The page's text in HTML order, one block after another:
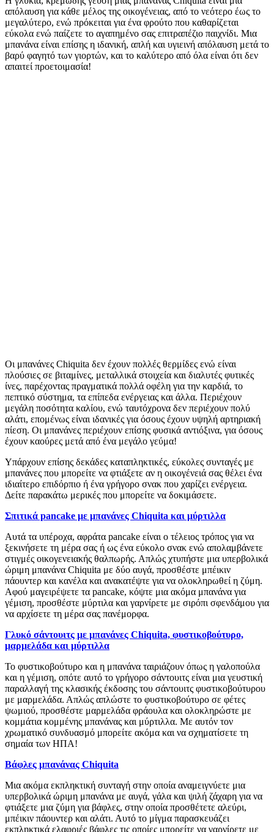
απόλαυση για κάθε μέλος της οικογένειας, από το νεότερο έως το
μεγαλύτερο, ενώ πρόκειται για ένα φρούτο που καθαρίζεται
εύκολα ενώ παίζετε το αγαπημένο σας επιτραπέζιο παιχνίδι. Μια
μπανάνα είναι επίσης η ιδανική, απλή και υγιεινή απόλαυση μετά το
βαρύ φαγητό των γιορτών, και το καλύτερο από όλα είναι ότι δεν
απαιτεί προετοιμασία!
Οι μπανάνες Chiquita δεν έχουν πολλές θερμίδες ενώ είναι
πλούσιες σε βιταμίνες, μεταλλικά στοιχεία και διαλυτές φυτικές
ίνες, παρέχοντας πραγματικά πολλά οφέλη για την καρδιά, το
πεπτικό σύστημα, τα επίπεδα ενέργειας και άλλα. Περιέχουν
μεγάλη ποσότητα καλίου, ενώ ταυτόχρονα δεν περιέχουν πολύ
αλάτι, επομένως είναι ιδανικές για όσους έχουν υψηλή αρτηριακή
πίεση. Οι μπανάνες περιέχουν επίσης φυσικά αντιόξινα, για όσους
έχουν καούρες μετά από ένα μεγάλο γεύμα!
Υπάρχουν επίσης δεκάδες καταπληκτικές, εύκολες συνταγές με
μπανάνες που μπορείτε να φτιάξετε αν η οικογένειά σας θέλει ένα
ιδιαίτερο επιδόρπιο ή ένα γρήγορο σνακ που χαρίζει ενέργεια.
Δείτε παρακάτω μερικές που μπορείτε να δοκιμάσετε.
Σπιτικά pancake με μπανάνες Chiquita και μύρτιλλα
Αυτά τα υπέροχα, αφράτα pancake είναι ο τέλειος τρόπος για να
ξεκινήσετε τη μέρα σας ή ως ένα εύκολο σνακ ενώ απολαμβάνετε
στιγμές οικογενειακής θαλπωρής. Απλώς χτυπήστε μια υπερβολικά
ώριμη μπανάνα Chiquita με δύο αυγά, προσθέστε μπέικιν
πάουντερ και κανέλα και ανακατέψτε για να ολοκληρωθεί η ζύμη.
Αφού μαγειρέψετε τα pancake, κόψτε μια ακόμα μπανάνα για
γέμιση, προσθέστε μύρτιλα και γαρνίρετε με σιρόπι σφενδάμου για
να αρχίσετε τη μέρα σας πανέμορφα.
Γλυκό σάντουιτς με μπανάνες Chiquita, φυστικοβούτυρο,
μαρμελάδα και μύρτιλλα
Το φυστικοβούτυρο και η μπανάνα ταιριάζουν όπως η γαλοπούλα
και η γέμιση, οπότε αυτό το γρήγορο σάντουιτς είναι μια γευστική
παραλλαγή της κλασικής έκδοσης του σάντουιτς φυστικοβούτυρου
με μαρμελάδα. Απλώς απλώστε το φυστικοβούτυρο σε φέτες
ψωμιού, προσθέστε μαρμελάδα φράουλα και ολοκληρώστε με
κομμάτια κομμένης μπανάνας και μύρτιλλα. Με αυτόν τον
χρωματικό συνδυασμό μπορείτε ακόμα και να σχηματίσετε τη
σημαία των ΗΠΑ!
Βάφλες μπανάνας Chiquita
Μια ακόμα εκπληκτική συνταγή στην οποία αναμειγνύετε μια
υπερβολικά ώριμη μπανάνα με αυγά, γάλα και ψιλή ζάχαρη για να
φτιάξετε μια ζύμη για βάφλες, στην οποία προσθέτετε αλεύρι,
μπέικιν πάουντερ και αλάτι. Αυτό το μίγμα παρασκευάζει
εκπληκτικά ελαφριές βάφλες τις οποίες μπορείτε να γαρνίρετε με